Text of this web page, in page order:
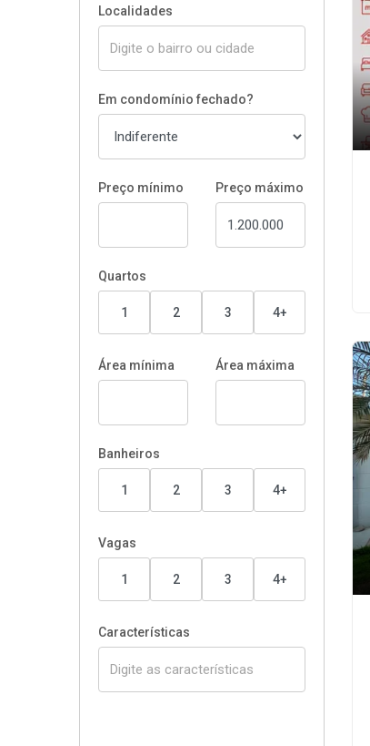
Localidades
Em condomínio fechado?
Preço mínimo Preço máximo
Quartos
1 2 3 4+
Área mínima Área máxima
Banheiros
1 2 3 4+
Vagas
1 2 3 4+
Características